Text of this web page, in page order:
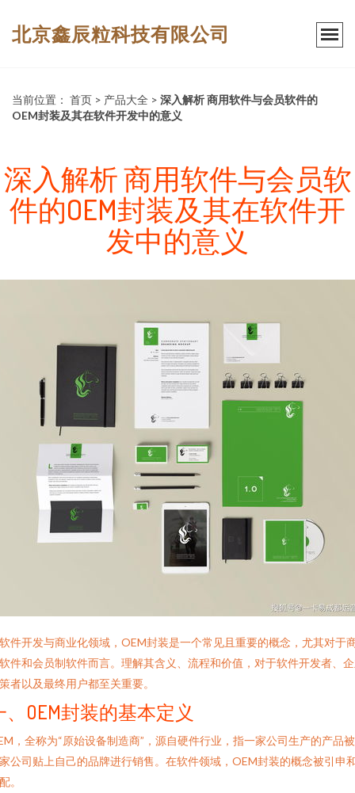
北京鑫辰粒科技有限公司
当前位置： 首页 > 产品大全 > 深入解析 商用软件与会员软件的
OEM封装及其在软件开发中的意义
深入解析 商用软件与会员软
件的OEM封装及其在软件开
发中的意义
件开发与商业化领域，OEM封装是一个常见且重要的概念，尤其对于
件和会员制软件而言。理解其含义、流程和价值，对于软件开发者、
者以及最终用户都至关重要。
、OEM封装的基本定义
，全称为“原始设备制造商”，源自硬件行业，指一家公司生产的产品
公司贴上自己的品牌进行销售。在软件领域，OEM封装的概念被引申
。